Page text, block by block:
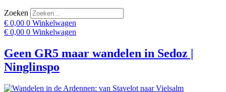
Zoeken
€ 0,00 0 Winkelwagen
€ 0,00 0 Winkelwagen
Geen GR5 maar wandelen in Sedoz |
Ninglinspo